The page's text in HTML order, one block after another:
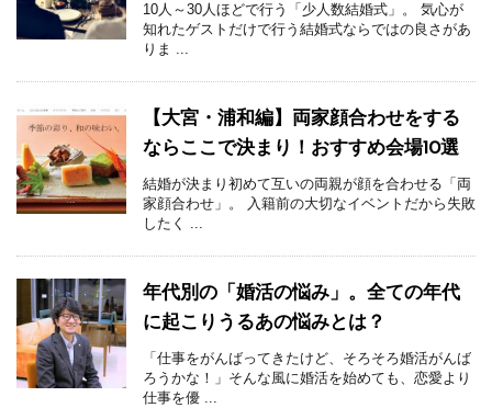
10人～30人ほどで行う「少人数結婚式」。 気心が
知れたゲストだけで行う結婚式ならではの良さがあ
りま ...
【大宮・浦和編】両家顔合わせをする
ならここで決まり！おすすめ会場10選
結婚が決まり初めて互いの両親が顔を合わせる「両
家顔合わせ」。 入籍前の大切なイベントだから失敗
したく ...
年代別の「婚活の悩み」。全ての年代
に起こりうるあの悩みとは？
「仕事をがんばってきたけど、そろそろ婚活がんば
ろうかな！」そんな風に婚活を始めても、恋愛より
仕事を優 ...